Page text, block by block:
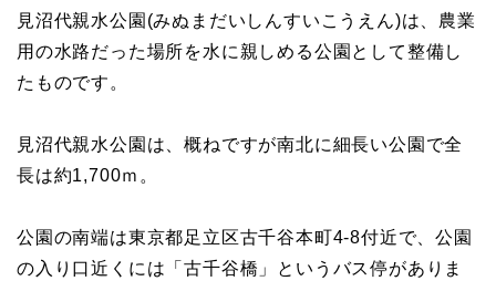
見沼代親水公園(みぬまだいしんすいこうえん)は、農業
用の水路だった場所を水に親しめる公園として整備し
たものです。
見沼代親水公園は、概ねですが南北に細長い公園で全
長は約1,700ｍ。
公園の南端は東京都足立区古千谷本町4-8付近で、公園
の入り口近くには「古千谷橋」というバス停がありま